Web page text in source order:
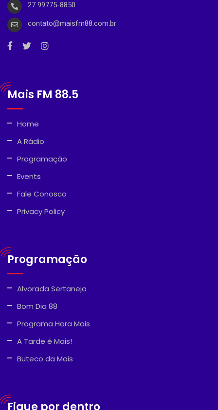
27 99775-8850
contato@maisfm88.com.br
Mais FM 88.5
Home
A Rádio
Programação
Events
Fale Conosco
Privacy Policy
Programação
Alvorada Sertaneja
Bom Dia 88
Programa Hora Mais
A Tarde é Mais!
Buteco da Mais
Fique por dentro